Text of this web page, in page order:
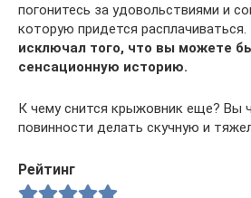
погонитесь за удовольствиями и
которую придется расплачиваться.
исключал того, что вы можете
сенсационную историю.
К чему снится крыжовник еще? Вы
повинности делать скучную и
Рейтинг